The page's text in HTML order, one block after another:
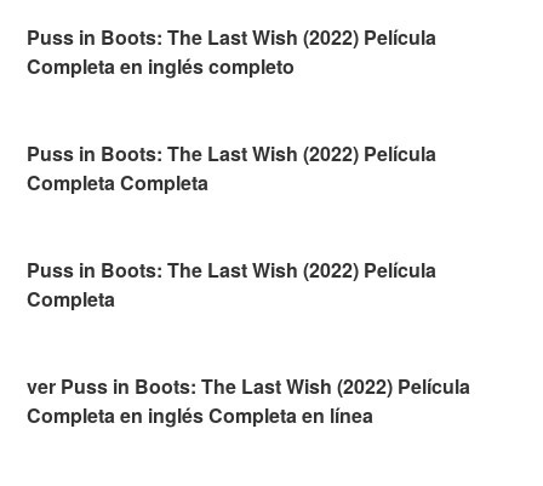
Puss in Boots: The Last Wish (2022) Película
Completa en inglés completo
Puss in Boots: The Last Wish (2022) Película
Completa Completa
Puss in Boots: The Last Wish (2022) Película
Completa
ver Puss in Boots: The Last Wish (2022) Película
Completa en inglés Completa en línea